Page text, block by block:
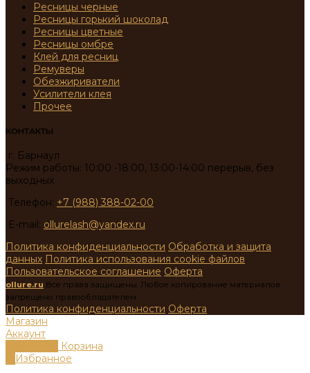
Ресницы черные
Ресницы горький шоколад
Ресницы цветные
Ресницы омбре
Клей для ресниц
Ремуверы
Обезжириватели
Усилители клея
Прочее
КОНТАКТЫ
г. Барнаул
Режим работы: 10:00 -18:00, 13:00-14:00 перерыв, без
выходных
Телефон: +7 (988) 388-02-00
E-mail: ollurelash@yandex.ru
Политика конфиденциальности Обработка и защита
данных Политика использования cookie файлов
Пользовательское соглашение Оферта
ollure.ru Все права защищены. Любое копирование материалов
запрещено правообладателем.
Политика конфиденциальности Оферта
Магазин
Аккаунт
Корзина
Избранное